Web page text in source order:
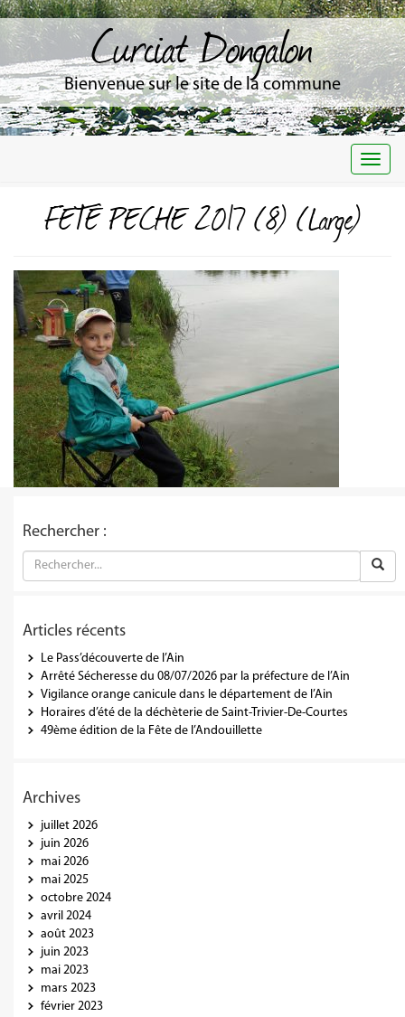
Curciat Dongalon
Bienvenue sur le site de la commune
FETE PECHE 2017 (8) (Large)
Rechercher :
Articles récents
Le Pass’découverte de l’Ain
Arrêté Sécheresse du 08/07/2026 par la préfecture de l’Ain
Vigilance orange canicule dans le département de l’Ain
Horaires d’été de la déchèterie de Saint-Trivier-De-Courtes
49ème édition de la Fête de l’Andouillette
Archives
juillet 2026
juin 2026
mai 2026
mai 2025
octobre 2024
avril 2024
août 2023
juin 2023
mai 2023
mars 2023
février 2023